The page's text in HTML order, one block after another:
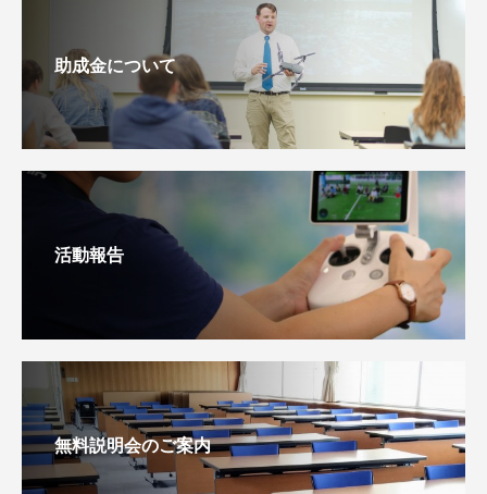
助成金について
活動報告
無料説明会のご案内